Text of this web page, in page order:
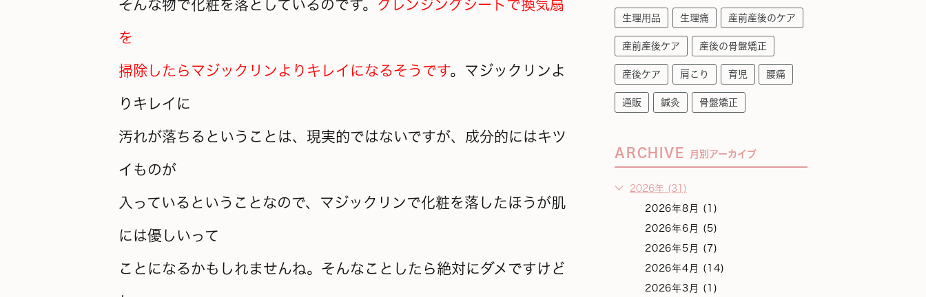
そんな物で化粧を落としているのです。 クレンジングシートで換気扇
を
掃除したらマジックリンよりキレイになるそうです。マジックリンよ
りキレイに
汚れが落ちるということは、現実的ではないですが、成分的にはキツ
イものが
入っているということなので、マジックリンで化粧を落したほうが肌
には優しいって
ことになるかもしれませんね。そんなことしたら絶対にダメですけど
生理用品 生理痛 産前産後のケア
産前産後ケア 産後の骨盤矯正
産後ケア 肩こり 育児 腰痛
通販 鍼灸 骨盤矯正
ARCHIVE 月別アーカイブ
2026年 (31)
2026年8月 (1)
2026年6月 (5)
2026年5月 (7)
2026年4月 (14)
2026年3月 (1)